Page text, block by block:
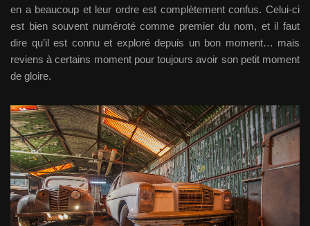
en a beaucoup et leur ordre est complètement confus. Celui-ci
est bien souvent numéroté comme premier du nom, et il faut
dire qu’il est connu et exploré depuis un bon moment… mais
reviens à certains moment pour toujours avoir son petit moment
de gloire.